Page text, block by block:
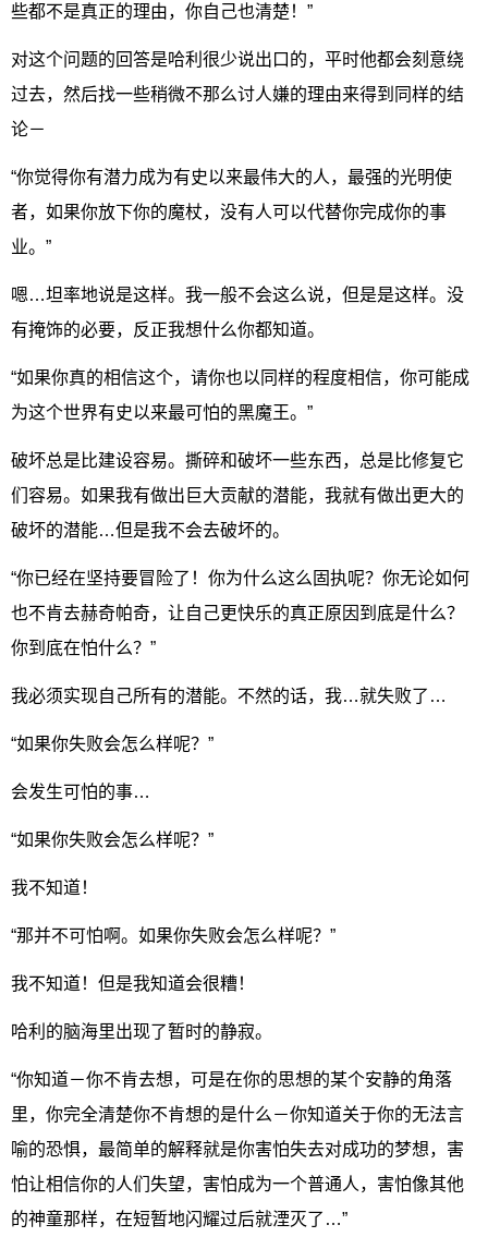
些都不是真正的理由，你自己也清楚！”
对这个问题的回答是哈利很少说出口的，平时他都会刻意绕
过去，然后找一些稍微不那么讨人嫌的理由来得到同样的结
论－
“你觉得你有潜力成为有史以来最伟大的人，最强的光明使
者，如果你放下你的魔杖，没有人可以代替你完成你的事
业。”
嗯…坦率地说是这样。我一般不会这么说，但是是这样。没
有掩饰的必要，反正我想什么你都知道。
“如果你真的相信这个，请你也以同样的程度相信，你可能成
为这个世界有史以来最可怕的黑魔王。”
破坏总是比建设容易。撕碎和破坏一些东西，总是比修复它
们容易。如果我有做出巨大贡献的潜能，我就有做出更大的
破坏的潜能…但是我不会去破坏的。
“你已经在坚持要冒险了！你为什么这么固执呢？你无论如何
也不肯去赫奇帕奇，让自己更快乐的真正原因到底是什么？
你到底在怕什么？”
我必须实现自己所有的潜能。不然的话，我…就失败了…
“如果你失败会怎么样呢？”
会发生可怕的事…
“如果你失败会怎么样呢？”
我不知道！
“那并不可怕啊。如果你失败会怎么样呢？”
我不知道！但是我知道会很糟！
哈利的脑海里出现了暂时的静寂。
“你知道－你不肯去想，可是在你的思想的某个安静的角落
里，你完全清楚你不肯想的是什么－你知道关于你的无法言
喻的恐惧，最简单的解释就是你害怕失去对成功的梦想，害
怕让相信你的人们失望，害怕成为一个普通人，害怕像其他
的神童那样，在短暂地闪耀过后就湮灭了…”